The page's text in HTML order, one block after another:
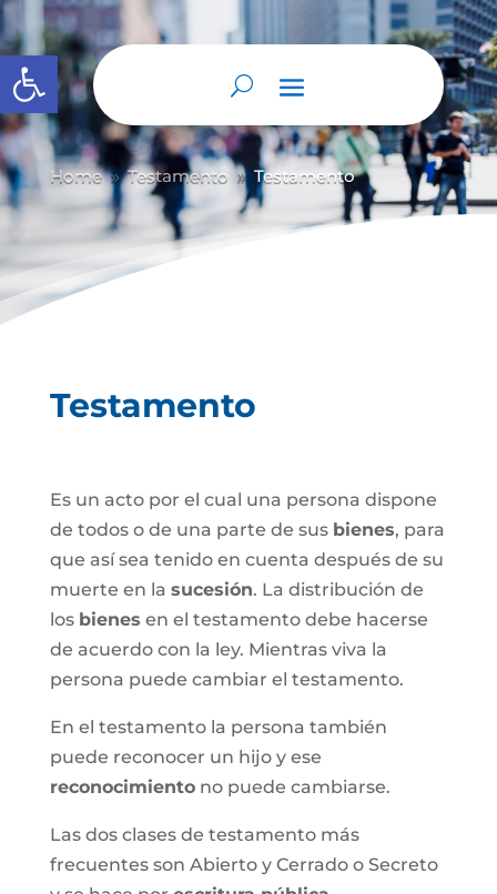
Abrir barra de herramientas
Home 9 Testamento 9 Testamento
Testamento
Es un acto por el cual una persona dispone
de todos o de una parte de sus bienes, para
que así sea tenido en cuenta después de su
muerte en la sucesión. La distribución de
los bienes en el testamento debe hacerse
de acuerdo con la ley. Mientras viva la
persona puede cambiar el testamento.
En el testamento la persona también
puede reconocer un hijo y ese
reconocimientono puede cambiarse.
Las dos clases de testamento más
frecuentes son Abierto y Cerrado o Secreto